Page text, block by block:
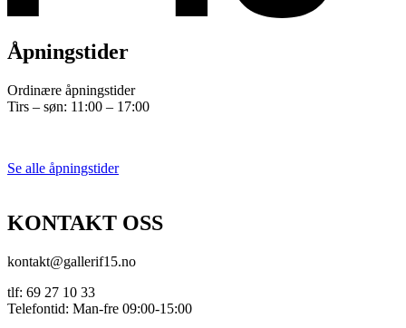
Åpningstider
Ordinære åpningstider
Tirs – søn: 11:00 – 17:00
Se alle åpningstider
KONTAKT OSS
kontakt@gallerif15.no
tlf: 69 27 10 33
Telefontid: Man-fre 09:00-15:00